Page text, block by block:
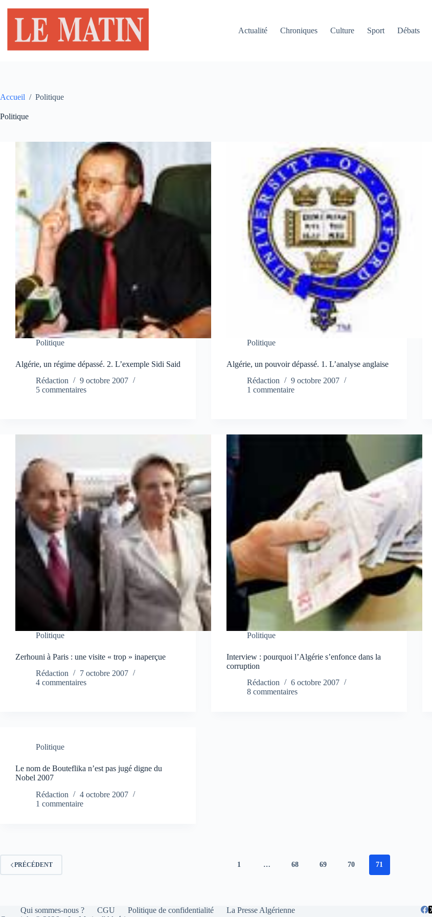
contenu
Actualité
Chroniques Culture Sport Débats
Accueil / Politique
Politique
Politique
Algérie, un régime dépassé. 2. L’exemple Sidi Said
Rédaction
9 octobre 2007
5 commentaires
Politique
Algérie, un pouvoir dépassé. 1. L’analyse anglaise
Rédaction
9 octobre 2007
1 commentaire
Politique
Zerhouni à Paris : une visite « trop » inaperçue
Rédaction
7 octobre 2007
4 commentaires
Politique
Interview : pourquoi l’Algérie s’enfonce dans la
corruption
Rédaction
6 octobre 2007
8 commentaires
Politique
Le nom de Bouteflika n’est pas jugé digne du
Nobel 2007
Rédaction
4 octobre 2007
1 commentaire
PRÉCÉDENT 1 … 68 69 70 71
Qui sommes-nous ? CGU Politique de confidentialité
La Presse Algérienne